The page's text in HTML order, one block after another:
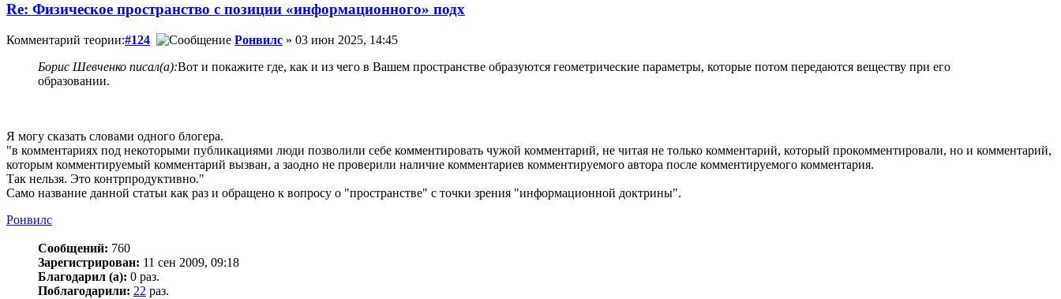
Re: Физическое пространство с позиции «информационного» подх
Комментарий теории:#124 Ронвилс » 03 июн 2025, 14:45
Борис Шевченко писал(а):Вот и покажите где, как и из чего в Вашем пространстве образуются геометрические параметры, которые потом передаются веществу при его
образовании.
Я могу сказать словами одного блогера.
"в комментариях под некоторыми публикациями люди позволили себе комментировать чужой комментарий, не читая не только комментарий, который прокомментировали, но и комментарий,
которым комментируемый комментарий вызван, а заодно не проверили наличие комментариев комментируемого автора после комментируемого комментария.
Так нельзя. Это контрпродуктивно."
Само название данной статьи как раз и обращено к вопросу о "пространстве" с точки зрения "информационной доктрины".
Ронвилс
Сообщений: 760
Зарегистрирован: 11 сен 2009, 09:18
Благодарил (а): 0 раз.
Поблагодарили: 22 раз.